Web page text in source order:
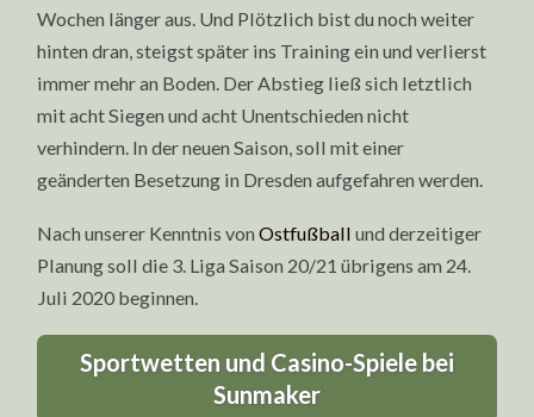
Wochen länger aus. Und Plötzlich bist du noch weiter
hinten dran, steigst später ins Training ein und verlierst
immer mehr an Boden. Der Abstieg ließ sich letztlich
mit acht Siegen und acht Unentschieden nicht
verhindern. In der neuen Saison, soll mit einer
geänderten Besetzung in Dresden aufgefahren werden.
Nach unserer Kenntnis vonOstfußball und derzeitiger
Planung soll die 3. Liga Saison 20/21 übrigens am 24.
Juli 2020 beginnen.
Sportwetten und Casino-Spiele bei
Sunmaker